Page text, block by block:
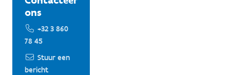
ons
+32 3 860
78 45
Stuur een
bericht